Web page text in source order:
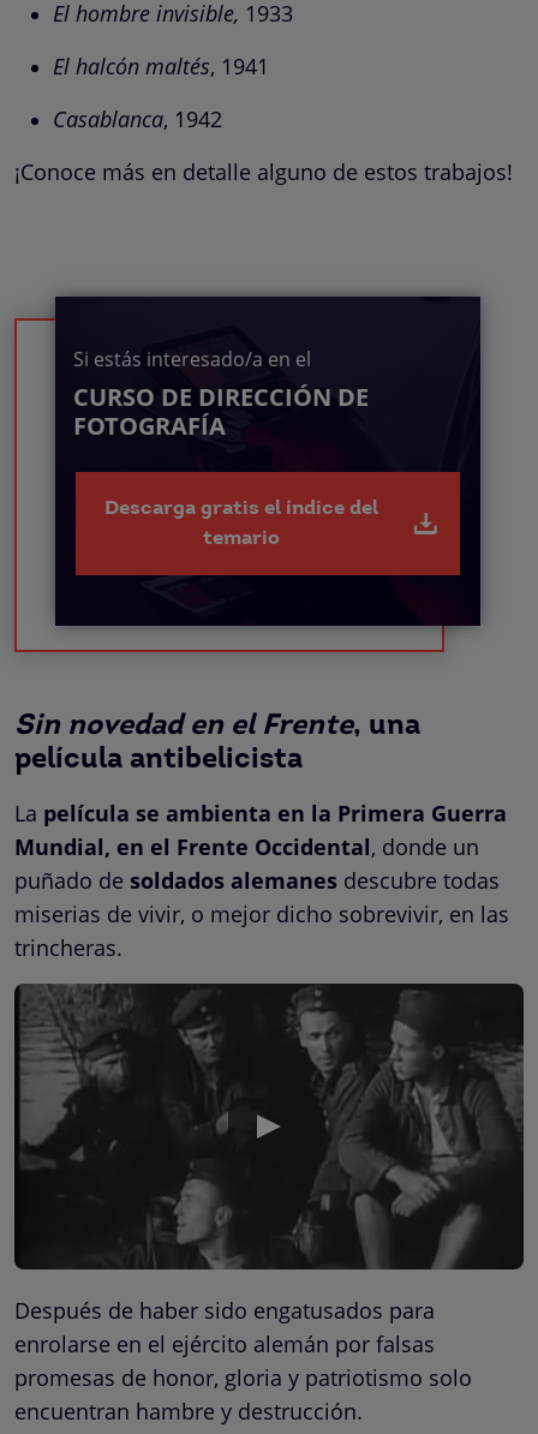
El hombre invisible, 1933
El halcón maltés, 1941
Casablanca, 1942
¡Conoce más en detalle alguno de estos trabajos!
Si estás interesado/a en el
CURSO DE DIRECCIÓN DE
FOTOGRAFÍA
Descarga gratis el índice del
temario
Sin novedad en el Frente, una
película antibelicista
La película se ambienta en la Primera Guerra
Mundial, en el Frente Occidental, donde un
puñado de soldados alemanes descubre todas
miserias de vivir, o mejor dicho sobrevivir, en las
trincheras.
Después de haber sido engatusados para
enrolarse en el ejército alemán por falsas
promesas de honor, gloria y patriotismo solo
encuentran hambre y destrucción.